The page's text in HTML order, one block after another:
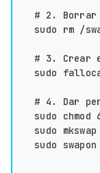
# 2.
sudo rm /
# 3. Crear
sudo
# 4. Dar
sudo
sudo